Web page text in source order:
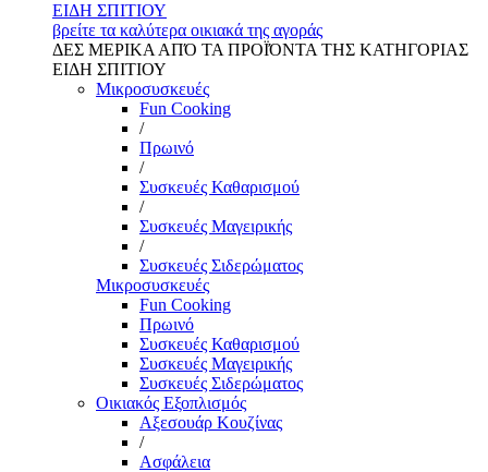
ΕΙΔΗ ΣΠΙΤΙΟΥ
βρείτε τα καλύτερα οικιακά της αγοράς
ΔΕΣ ΜΕΡΙΚΑ ΑΠΌ ΤΑ ΠΡΟΪΌΝΤΑ ΤΗΣ ΚΑΤΗΓΟΡΙΑΣ
ΕΙΔΗ ΣΠΙΤΙΟΥ
Μικροσυσκευές
Fun Cooking
/
Πρωινό
/
Συσκευές Καθαρισμού
/
Συσκευές Μαγειρικής
/
Συσκευές Σιδερώματος
Μικροσυσκευές
Fun Cooking
Πρωινό
Συσκευές Καθαρισμού
Συσκευές Μαγειρικής
Συσκευές Σιδερώματος
Οικιακός Εξοπλισμός
Αξεσουάρ Κουζίνας
/
Ασφάλεια